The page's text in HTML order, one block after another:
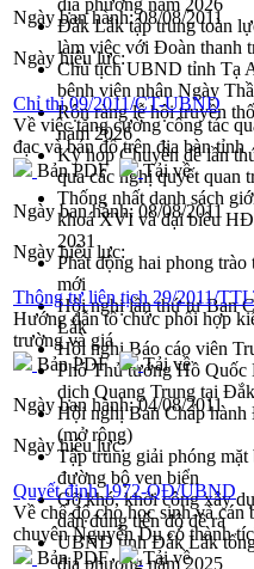
địa phương năm 2026
Đắk Lắk tập trung toàn
làm việc với Đoàn thanh
Chủ tịch UBND tỉnh Tạ
bệnh viện nhân Ngày
Rộn ràng lễ hội truyền
năm 2026
Kỳ họp Chuyên đề lần
qua các nghị quyết quan
Thống nhất danh sách
khoá XVI và đại biểu
2031
Phát động hai phong
mới
Hội nghị lần thứ tư Ban
Lắk
Hội nghị Báo cáo viên
Phó Thủ tướng Hồ Quốc
dịch Quang Trung tại
Hội nghị Ban Chấp
(mở rộng)
Tập trung giải phóng mặt
đường bộ ven biển
Gỡ khó, khởi công xây
dân đúng tiến độ đề ra
UBND tỉnh Đắk Lắk tổng
địa phương năm 2025
Ngày ban hành:08/08/2011
Ngày hiệu lực:
Chỉ thị 09/2011/CT-UBND
Về việc tăng cường công tác
đạc và bản đồ trên địa bàn tỉnh
Bản PDF
Tải về
Ngày ban hành:08/08/2011
Ngày hiệu lực:
Thông tư liên tịch 29/2011/
Hướng dẫn tổ chức phối hợp
trường và giá
Bản PDF
Tải về
Ngày ban hành:04/08/2011
Ngày hiệu lực:
Quyết định 1972-QĐ/UBND
Về chế độ cho học sinh và
chuyên Nguyễn Du có thành
Bản PDF
Tải về